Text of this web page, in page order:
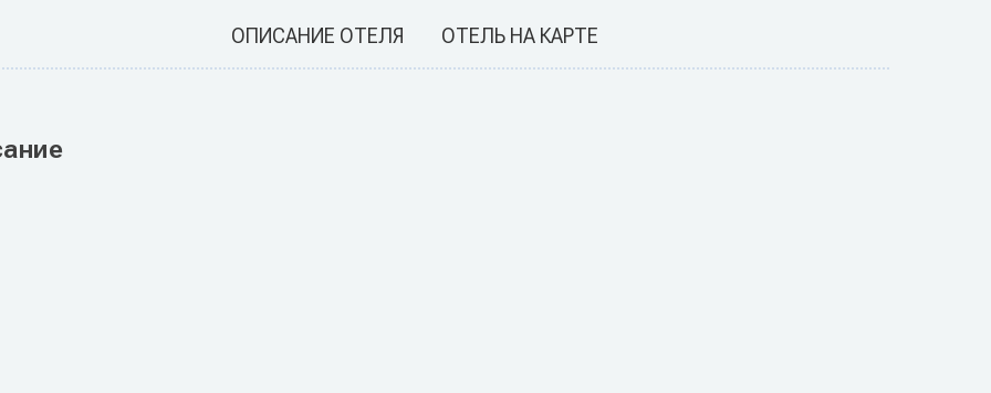
ОПИСАНИЕ ОТЕЛЯ ОТЕЛЬ НА КАРТЕ